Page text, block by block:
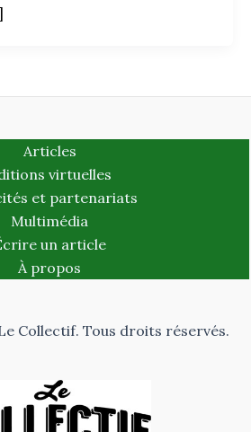
Articles
virtuelles
et partenariats
Multimédia
un article
À propos
Collectif. Tous droits réservés.